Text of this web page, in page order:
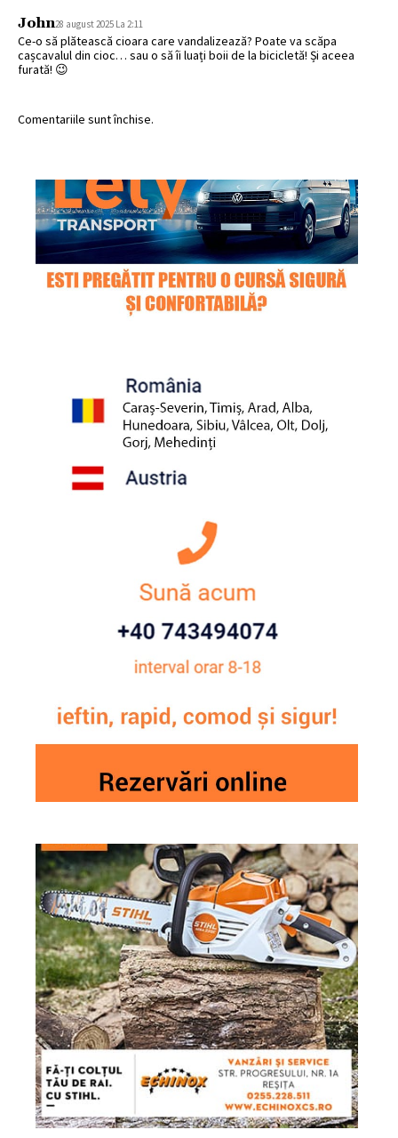
John28 august 2025 La 2:11
Ce-o să plătească cioara care vandalizează? Poate va scăpa
cașcavalul din cioc… sau o să îi luați boii de la bicicletă! Și aceea
furată! 😉
Comentariile sunt închise.